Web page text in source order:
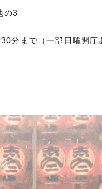
の3
分まで（一部日曜開庁